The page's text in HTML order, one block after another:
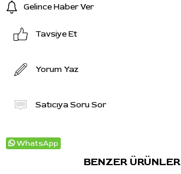
Gelince Haber Ver
Tavsiye Et
Yorum Yaz
Satıcıya Soru Sor
WhatsApp
BENZER ÜRÜNLER